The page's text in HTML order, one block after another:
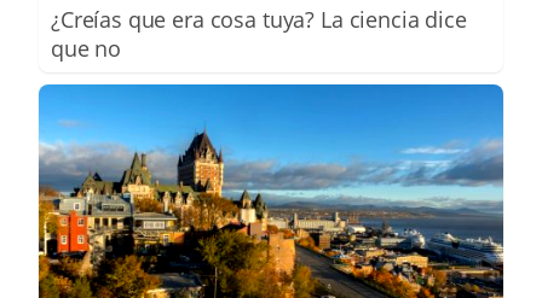
¿Creías que era cosa tuya? La ciencia dice
que no